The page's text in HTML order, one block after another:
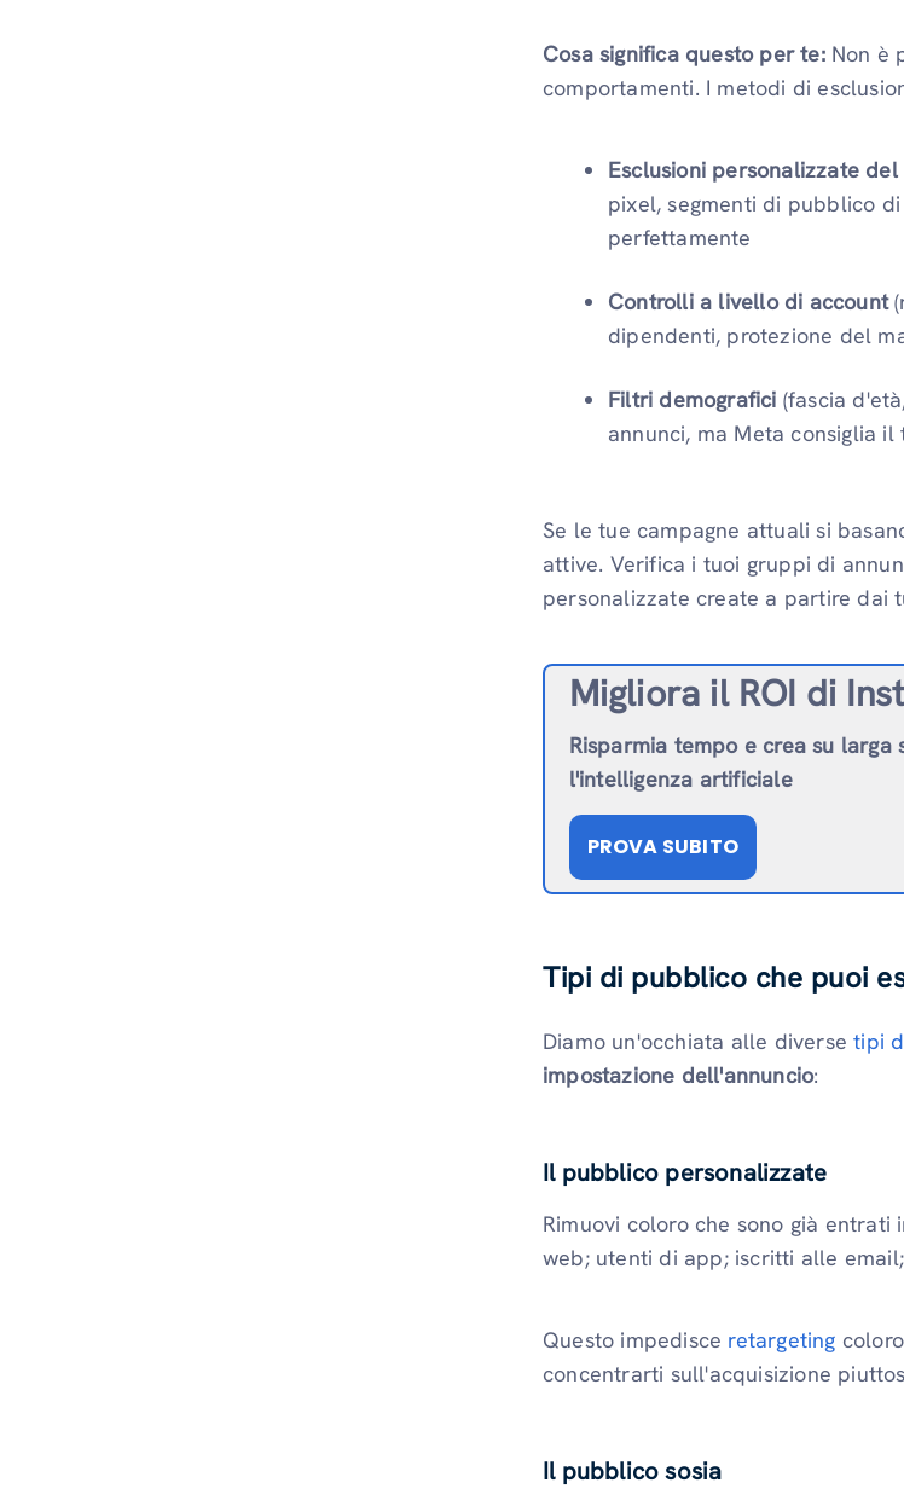
Cosa significa questo per te:Non è
comportamenti. I metodi di
Esclusioni personalizzate
pixel, segmenti di pubblico
perfettamente
Controlli a livello di account
dipendenti, protezione del
Filtri demografici (fascia
annunci, ma Meta consiglia
Se le tue campagne attuali si
attive. Verifica i tuoi gruppi di
personalizzate create a partire dai
Migliora il ROI di
Risparmia tempo e crea su larga
l'intelligenza artificiale
PROVA SUBITO
Tipi di pubblico che puoi
Diamo un'occhiata alle diversetipi
impostazione dell'annuncio:
Il pubblico personalizzate
Rimuovi coloro che sono già
web; utenti di app; iscritti alle
Questo impedisce retargeting
concentrarti sull'acquisizione
Il pubblico sosia